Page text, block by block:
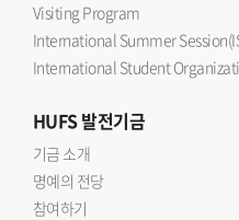
Visiting Program
International Summer
International Student
HUFS발전기금
기금 소개
명예의 전당
참여하기